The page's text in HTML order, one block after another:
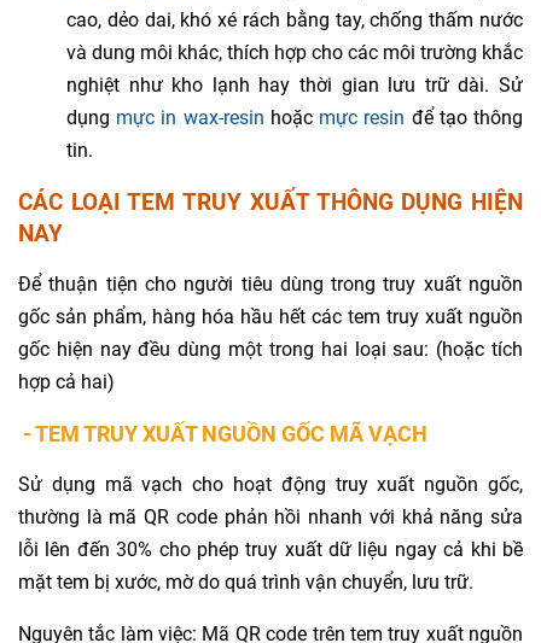
cao, dẻo dai, khó xé rách bằng tay, chống thấm nước
và dung môi khác, thích hợp cho các môi trường khắc
nghiệt như kho lạnh hay thời gian lưu trữ dài. Sử
dụng mực in wax-resin hoặc mực resin để tạo thông
tin.
CÁC LOẠI TEM TRUY XUẤT THÔNG DỤNG HIỆN
NAY
Để thuận tiện cho người tiêu dùng trong truy xuất nguồn
gốc sản phẩm, hàng hóa hầu hết các tem truy xuất nguồn
gốc hiện nay đều dùng một trong hai loại sau: (hoặc tích
hợp cả hai)
- TEM TRUY XUẤT NGUỒN GỐC MÃ VẠCH
Sử dụng mã vạch cho hoạt động truy xuất nguồn gốc,
thường là mã QR code phản hồi nhanh với khả năng sửa
lỗi lên đến 30% cho phép truy xuất dữ liệu ngay cả khi bề
mặt tem bị xước, mờ do quá trình vận chuyển, lưu trữ.
Nguyên tắc làm việc: Mã QR code trên tem truy xuất nguồn